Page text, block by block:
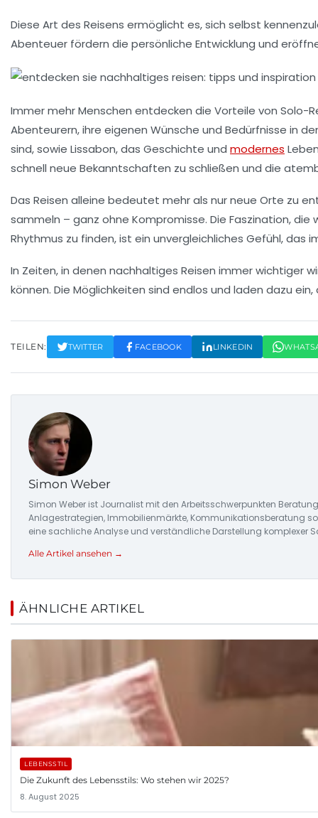
Diese Art des Reisens ermöglicht es, sich selbst
Abenteuer fördern die persönliche Entwicklung und
Immer mehr Menschen entdecken die Vorteile von Solo-
Abenteurern, ihre eigenen Wünsche und Bedürfnisse in
sind, sowie Lissabon, das Geschichte und modernes
schnell neue Bekanntschaften zu schließen und die
Das Reisen alleine bedeutet mehr als nur neue Orte zu
sammeln – ganz ohne Kompromisse. Die Faszination,
Rhythmus zu finden, ist ein unvergleichliches Gefühl, das
In Zeiten, in denen nachhaltiges Reisen immer wichtiger
können. Die Möglichkeiten sind endlos und laden dazu
TEILEN: TWITTER FACEBOOK LINKEDIN
Simon Weber
Simon Weber ist Journalist mit den Arbeitsschwerpunkten
Anlagestrategien, Immobilienmärkte, Kommunikationsberatung
eine sachliche Analyse und verständliche Darstellung komplexer
Alle Artikel ansehen →
ÄHNLICHE ARTIKEL
LEBENSSTIL
Die Zukunft des Lebensstils: Wo stehen wir 2025?
8. August 2025